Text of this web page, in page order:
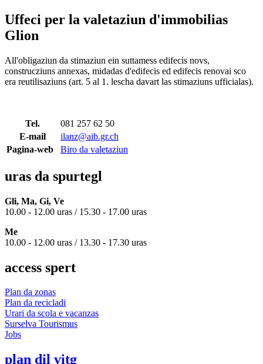
Uffeci per la valetaziun d'immobilias
Glion
All'obligaziun da stimaziun ein suttamess edifecis novs,
construcziuns annexas, midadas d'edifecis ed edifecis renovai sco
era reutilisaziuns (art. 5 al 1. lescha davart las stimaziuns ufficialas).
Tel.
081 257 62 50
E-mail
ilanz@aib.gr.ch
Pagina-web
Biro da valetaziun
uras da spurtegl
Gli, Ma, Gi, Ve
10.00 - 12.00 uras / 15.30 - 17.00 uras
Me
10.00 - 12.00 uras / 13.30 - 17.30 uras
access spert
Plan da zonas
Plan da recicladi
Urari da scola e vacanzas
Surselva Tourismus
Jobs
plan dil vitg